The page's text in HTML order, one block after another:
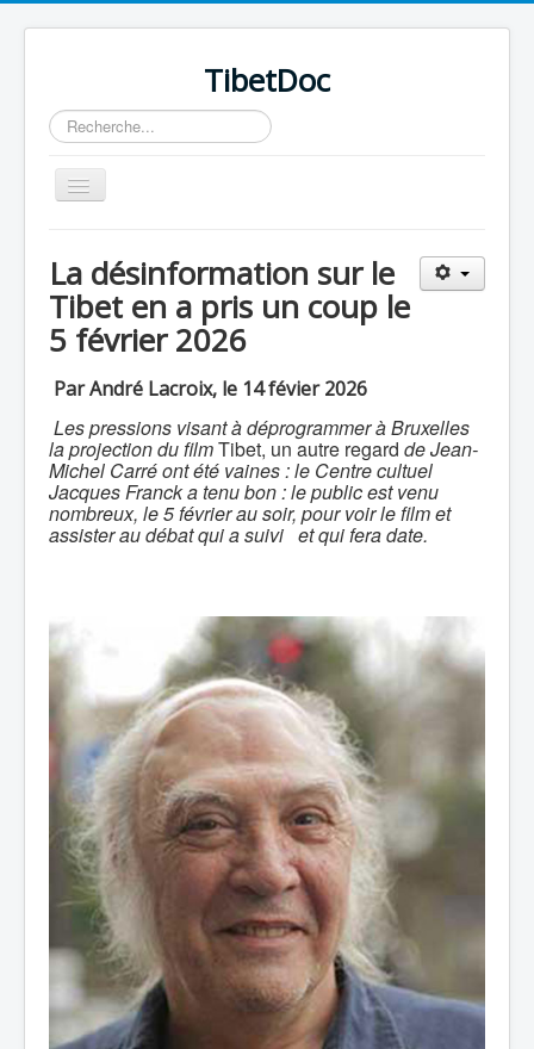
TibetDoc
Rechercher
Basculer
la
La désinformation sur le
Tibet en a pris un coup le
5 février 2026
Par André Lacroix, le 14 févier 2026
Les pressions visant à déprogrammer à Bruxelles
la projection du filmTibet, un autre regard de Jean-
Michel Carré ont été vaines : le Centre cultuel
Jacques Franck a tenu bon : le public est venu
nombreux, le 5 février au soir, pour voir le film et
assister au débat qui a suivi et qui fera date.